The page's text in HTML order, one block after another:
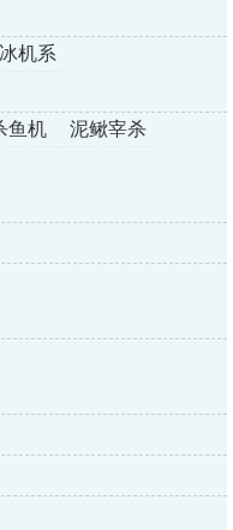
机系
鱼机
泥鳅宰杀